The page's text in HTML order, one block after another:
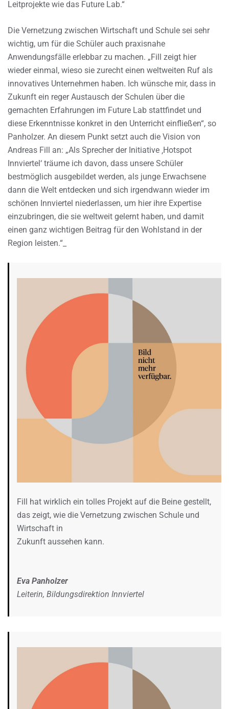
Leitprojekte wie das Future Lab.“
Die Vernetzung zwischen Wirtschaft und Schule sei sehr
wichtig, um für die Schüler auch praxisnahe
Anwendungsfälle erlebbar zu machen. „Fill zeigt hier
wieder einmal, wieso sie zurecht einen weltweiten Ruf als
innovatives Unternehmen haben. Ich wünsche mir, dass in
Zukunft ein reger Austausch der Schulen über die
gemachten Erfahrungen im Future Lab stattfindet und
diese Erkenntnisse konkret in den Unterricht einfließen“, so
Panholzer. An diesem Punkt setzt auch die Vision von
Andreas Fill an: „Als Sprecher der Initiative ‚Hotspot
Innviertel‘ träume ich davon, dass unsere Schüler
bestmöglich ausgebildet werden, als junge Erwachsene
dann die Welt entdecken und sich irgendwann wieder im
schönen Innviertel niederlassen, um hier ihre Expertise
einzubringen, die sie weltweit gelernt haben, und damit
einen ganz wichtigen Beitrag für den Wohlstand in der
Region leisten.“_
Fill hat wirklich ein tolles Projekt auf die Beine gestellt,
das zeigt, wie die Vernetzung zwischen Schule und
Wirtschaft in
Zukunft aussehen kann.
Eva Panholzer
Leiterin, Bildungsdirektion Innviertel